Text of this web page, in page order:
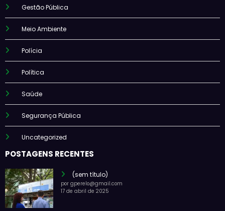
Gestão Pública
Meio Ambiente
Polícia
Política
Saúde
Segurança Pública
Uncategorized
POSTAGENS RECENTES
(sem título)
por gperelo@gmail.com
17 de abril de 2025